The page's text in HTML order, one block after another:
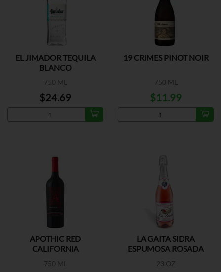
EL JIMADOR TEQUILA
BLANCO
750 ML
$24.69
19 CRIMES PINOT NOIR
750 ML
$11.99
APOTHIC RED
CALIFORNIA
750 ML
LA GAITA SIDRA
ESPUMOSA ROSADA
23 OZ